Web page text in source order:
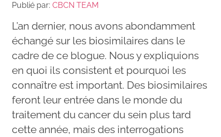
Publié par: CBCN TEAM
L’an dernier, nous avons abondamment
échangé sur les biosimilaires dans le
cadre de ce blogue. Nous y expliquions
en quoi ils consistent et pourquoi les
connaître est important. Des biosimilaires
feront leur entrée dans le monde du
traitement du cancer du sein plus tard
cette année, mais des interrogations